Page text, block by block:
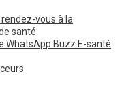
rendez-vous à la
santé
WhatsApp Buzz E-santé